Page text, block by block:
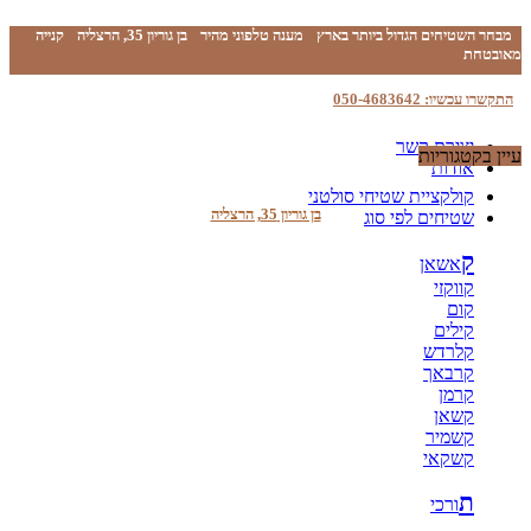
מבחר השטיחים הגדול ביותר בארץ מענה טלפוני מהיר בן גוריון 35, הרצליה
קנייה
מאובטחת
התקשרו עכשיו: 050-4683642
יצירת קשר
אודות
בן גוריון 35, הרצליה
עיין בקטגוריות
קולקציית שטיחי סולטני
שטיחים לפי סוג
קאשאן
קווקזי
קום
קילים
קלרדש
קרבאך
קרמן
קשאן
קשמיר
קשקאי
תורכי